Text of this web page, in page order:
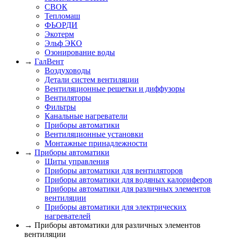
СВОК
Тепломаш
ФЬОРДИ
Экотерм
Эльф ЭКО
Озонирование воды
→ ГалВент
Воздуховоды
Детали систем вентиляции
Вентиляционные решетки и диффузоры
Вентиляторы
Фильтры
Канальные нагреватели
Приборы автоматики
Вентиляционные установки
Монтажные принадлежности
→ Приборы автоматики
Щиты управления
Приборы автоматики для вентиляторов
Приборы автоматики для водяных калориферов
Приборы автоматики для различных элементов
вентиляции
Приборы автоматики для электрических
нагревателей
→ Приборы автоматики для различных элементов
вентиляции